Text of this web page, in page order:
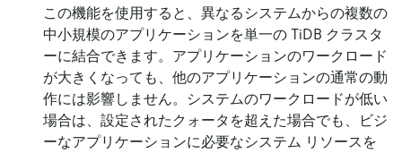
この機能を使用すると、異なるシステムからの複数の
中小規模のアプリケーションを単一の TiDB クラスタ
ーに結合できます。アプリケーションのワークロード
が大きくなっても、他のアプリケーションの通常の動
作には影響しません。システムのワークロードが低い
場合は、設定されたクォータを超えた場合でも、ビジ
ーなアプリケーションに必要なシステム リソースを